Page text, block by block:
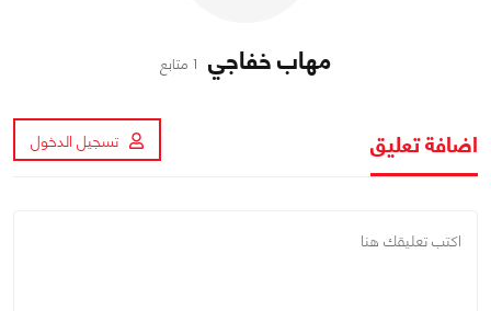
مهاب خفاجي 1 متابع
اضافة تعليق تسجيل الدخول